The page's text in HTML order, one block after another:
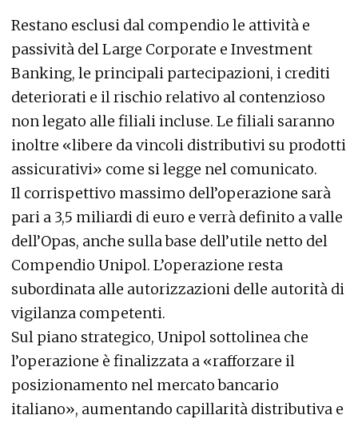
Restano esclusi dal compendio le attività e
passività del Large Corporate e Investment
Banking, le principali partecipazioni, i crediti
deteriorati e il rischio relativo al contenzioso
non legato alle filiali incluse. Le filiali saranno
inoltre «libere da vincoli distributivi su prodotti
assicurativi» come si legge nel comunicato.
Il corrispettivo massimo dell’operazione sarà
pari a 3,5 miliardi di euro e verrà definito a valle
dell’Opas, anche sulla base dell’utile netto del
Compendio Unipol. L’operazione resta
subordinata alle autorizzazioni delle autorità di
vigilanza competenti.
Sul piano strategico, Unipol sottolinea che
l’operazione è finalizzata a «rafforzare il
posizionamento nel mercato bancario
italiano», aumentando capillarità distributiva e